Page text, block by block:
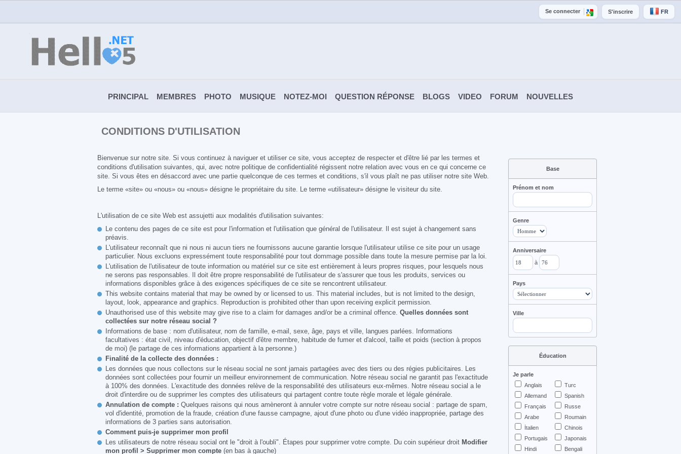
Se connecter S'inscrire FR
PRINCIPAL MEMBRES PHOTO MUSIQUE NOTEZ-MOI QUESTION RÉPONSE BLOGS VIDEO FORUM NOUVELLES
CONDITIONS D'UTILISATION
Bienvenue sur notre site. Si vous continuez à naviguer et utiliser ce site, vous acceptez de respecter et d'être lié par les termes et
conditions d'utilisation suivantes, qui, avec notre politique de confidentialité régissent notre relation avec vous en ce qui concerne ce
site. Si vous êtes en désaccord avec une partie quelconque de ces termes et conditions, s'il vous plaît ne pas utiliser notre site Web.
Le terme «site» ou «nous» ou «nous» désigne le propriétaire du site. Le terme «utilisateur» désigne le visiteur du site.
L'utilisation de ce site Web est assujetti aux modalités d'utilisation suivantes:
Le contenu des pages de ce site est pour l'information et l'utilisation que général de l'utilisateur. Il est sujet à changement sans
préavis.
L'utilisateur reconnaît que ni nous ni aucun tiers ne fournissons aucune garantie lorsque l'utilisateur utilise ce site pour un usage
particulier. Nous excluons expressément toute responsabilité pour tout dommage possible dans toute la mesure permise par la loi.
L'utilisation de l'utilisateur de toute information ou matériel sur ce site est entièrement à leurs propres risques, pour lesquels nous
ne serons pas responsables. Il doit être propre responsabilité de l'utilisateur de s'assurer que tous les produits, services ou
informations disponibles grâce à des exigences spécifiques de ce site se rencontrent utilisateur.
This website contains material that may be owned by or licensed to us. This material includes, but is not limited to the design,
layout, look, appearance and graphics. Reproduction is prohibited other than upon receiving explicit permission.
Unauthorised use of this website may give rise to a claim for damages and/or be a criminal offence. Quelles données sont
collectées sur notre réseau social ?
Informations de base : nom d'utilisateur, nom de famille, e-mail, sexe, âge, pays et ville, langues parlées. Informations
facultatives : état civil, niveau d'éducation, objectif d'être membre, habitude de fumer et d'alcool, taille et poids (section à propos
de moi) (le partage de ces informations appartient à la personne.)
Finalité de la collecte des données :
Les données que nous collectons sur le réseau social ne sont jamais partagées avec des tiers ou des régies publicitaires. Les
données sont collectées pour fournir un meilleur environnement de communication. Notre réseau social ne garantit pas l'exactitude
à 100% des données. L'exactitude des données relève de la responsabilité des utilisateurs eux-mêmes. Notre réseau social a le
droit d'interdire ou de supprimer les comptes des utilisateurs qui partagent contre toute règle morale et légale générale.
Annulation de compte : Quelques raisons qui nous amèneront à annuler votre compte sur notre réseau social : partage de spam,
vol d'identité, promotion de la fraude, création d'une fausse campagne, ajout d'une photo ou d'une vidéo inappropriée, partage des
informations de 3 parties sans autorisation.
Comment puis-je supprimer mon profil
Les utilisateurs de notre réseau social ont le "droit à l'oubli". Étapes pour supprimer votre compte. Du coin supérieur droit Modifier
mon profil > Supprimer mon compte (en bas à gauche)
Base
Prénom et nom
Genre
Anniversaire
à
Pays
Ville
Éducation
Je parle
Anglais
Turc
Allemand
Spanish
Français
Russe
Arabe
Roumain
İtalien
Chinois
Portugais
Japonais
Hindi
Bengali